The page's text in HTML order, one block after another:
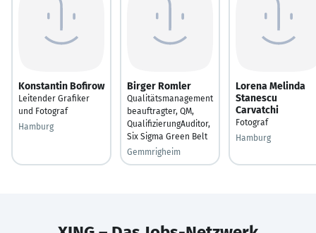
Konstantin Bofirow
Leitender Grafiker
und Fotograf
Hamburg
Birger Romler
Qualitätsmanagement
beauftragter, QM,
QualifizierungAuditor,
Six Sigma Green Belt
Gemmrigheim
Lorena Melinda
Stanescu
Carvatchi
Fotograf
Hamburg